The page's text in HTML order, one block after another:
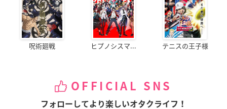
呪術廻戦 ヒプノシスマ... テニスの王子様
OFFICIAL SNS
フォローしてより楽しいオタクライフ！